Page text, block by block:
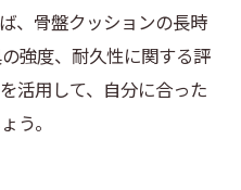
と美容を手軽に実現
美容を両立する方法
入れた暮らしの工夫
術で体型管理を実現
、骨盤クッションの長時
強度、耐久性に関する評
活用して、自分に合った
う。